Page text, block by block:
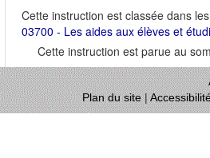
Cette instruction est classée dans
03700 - Les aides aux élèves et
Cette instruction est parue au
Plan du site|